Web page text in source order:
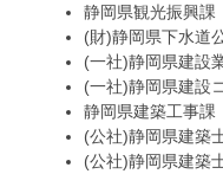
静岡県観光振興課
(財)静岡県下水道
(一社)静岡県建設
(一社)静岡県建設
静岡県建築工事課
(公社)静岡県建築
(公社)静岡県建築